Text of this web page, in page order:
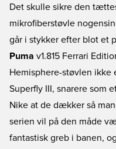
Det skulle sikre den
mikrofiberstøvle
går i stykker efter blot et
Puma v1.815 Ferrari
Hemisphere-støvlen ikke
Superfly III, snarere som
Nike at de dækker så
serien vil på den måde
fantastisk greb i banen,